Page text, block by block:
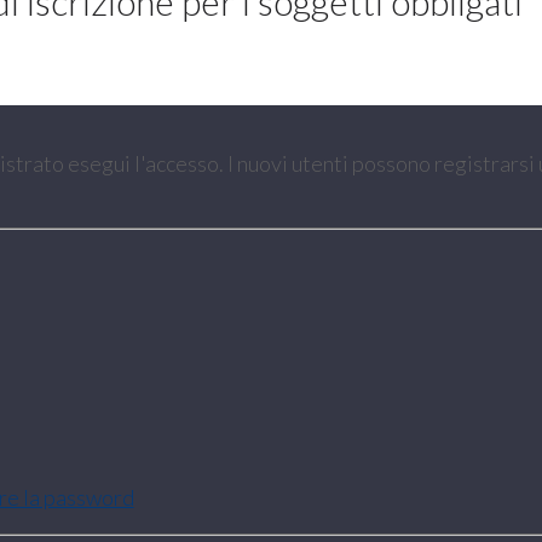
esegui l'accesso. I nuovi utenti possono
la password